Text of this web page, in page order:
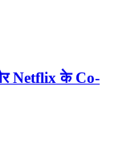
Netflix के Co-